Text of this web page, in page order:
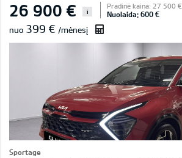
26 900 € i
Pradinė kaina: 27 500 €
Nuolaida: 600 €
nuo 399 € /mėnesį
Sportage